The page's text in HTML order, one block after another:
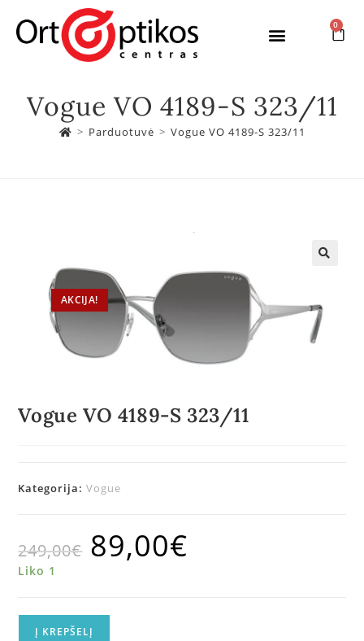
0
Vogue VO 4189-S 323/11
> Parduotuvė > Vogue VO 4189-S 323/11
AKCIJA!
Vogue VO 4189-S 323/11
Kategorija:Vogue
249,00€ 89,00€
Liko 1
Į KREPŠELĮ